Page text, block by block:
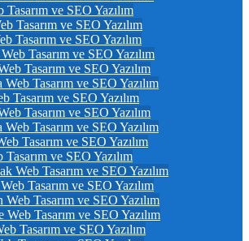
Tasarım ve SEO Yazılım
Tasarım ve SEO Yazılım
Tasarım ve SEO Yazılım
Tasarım ve SEO Yazılım
Tasarım ve SEO Yazılım
Web Tasarım ve SEO Yazılım
Tasarım ve SEO Yazılım
Tasarım ve SEO Yazılım
Web Tasarım ve SEO Yazılım
Tasarım ve SEO Yazılım
Tasarım ve SEO Yazılım
Web Tasarım ve SEO Yazılım
Tasarım ve SEO Yazılım
Web Tasarım ve SEO Yazılım
Web Tasarım ve SEO Yazılım
Tasarım ve SEO Yazılım